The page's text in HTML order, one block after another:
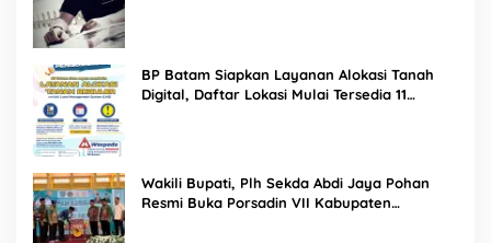
BP Batam Siapkan Layanan Alokasi Tanah
Digital, Daftar Lokasi Mulai Tersedia 11
Wakili Bupati, Plh Sekda Abdi Jaya Pohan
Resmi Buka Porsadin VII Kabupaten